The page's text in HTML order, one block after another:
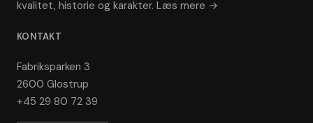
kvalitet, historie og karakter. Læs mere →
KONTAKT
Fabriksparken 3
2600 Glostrup
+45 29 80 72 39